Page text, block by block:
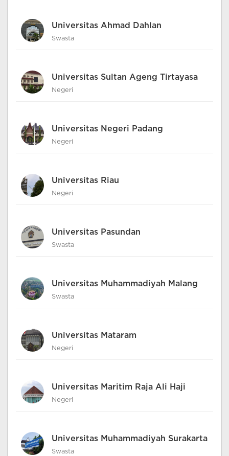
Universitas Ahmad Dahlan
Swasta
Universitas Sultan Ageng Tirtayasa
Negeri
Universitas Negeri Padang
Negeri
Universitas Riau
Negeri
Universitas Pasundan
Swasta
Universitas Muhammadiyah Malang
Swasta
Universitas Mataram
Negeri
Universitas Maritim Raja Ali Haji
Negeri
Universitas Muhammadiyah Surakarta
Swasta